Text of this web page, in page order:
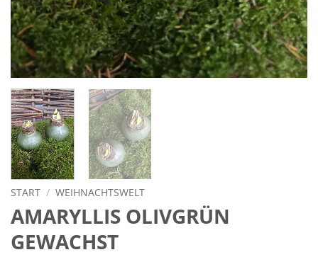
START / WEIHNACHTSWELT
AMARYLLIS OLIVGRÜN
GEWACHST